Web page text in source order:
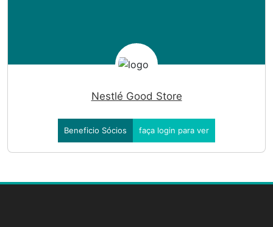
Nestlé Good Store
Beneficio Sócios faça login para ver